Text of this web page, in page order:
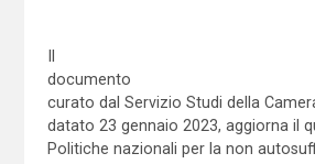
documento
curato dal Servizio Studi della
datato 23 gennaio 2023, aggiorna il
Politiche nazionali per la non